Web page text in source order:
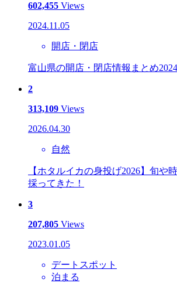
602,455 Views
2024.11.05
開店・閉店
富山県の開店・閉店情報まとめ
2
313,109 Views
2026.04.30
自然
【ホタルイカの身投げ2026】旬や
採ってきた！
3
207,805 Views
2023.01.05
デートスポット
泊まる